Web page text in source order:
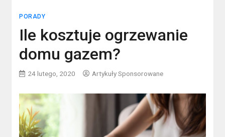
PORADY
Ile kosztuje ogrzewanie
domu gazem?
24 lutego, 2020 Artykuły Sponsorowane